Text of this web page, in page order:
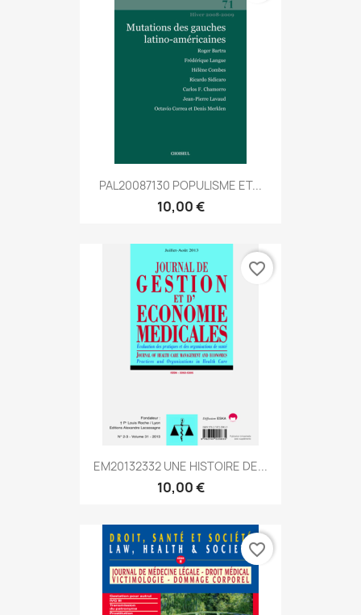
PAL20087130 POPULISME ET...
10,00 €
EM20132332 UNE HISTOIRE DE...
10,00 €
favorite_border
favorite_border